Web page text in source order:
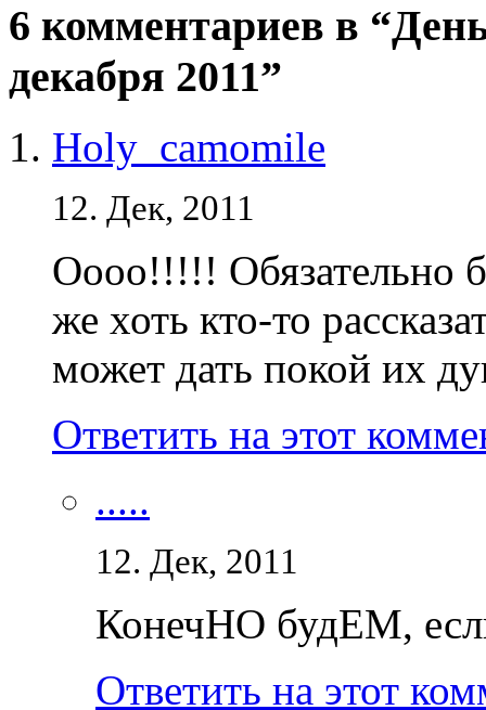
6 комментариев в
декабря 2011”
Holy_camomile
12. Дек, 2011
Оооо!!!!! Обязательно
же хоть кто-то
может дать покой их
Ответить на этот
.....
12. Дек, 2011
КонечНО будЕМ,
Ответить на этот